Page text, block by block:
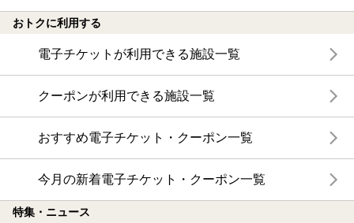
おトクに利用する
電子チケットが利用できる施設一覧
クーポンが利用できる施設一覧
おすすめ電子チケット・クーポン一覧
今月の新着電子チケット・クーポン一覧
特集・ニュース